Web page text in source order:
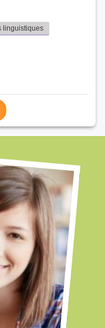
linguistiques